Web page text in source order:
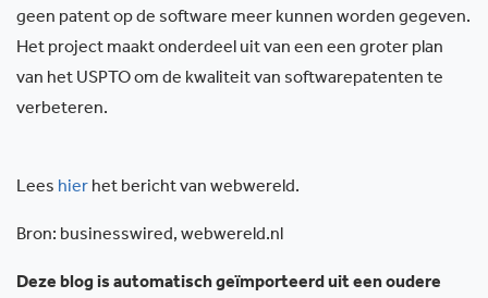
geen patent op de software meer kunnen worden gegeven.
Het project maakt onderdeel uit van een een groter plan
van het USPTO om de kwaliteit van softwarepatenten te
verbeteren.
Lees hier het bericht van webwereld.
Bron: businesswired, webwereld.nl
Deze blog is automatisch geïmporteerd uit een oudere